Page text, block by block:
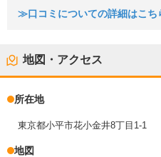
≫口コミについての詳細はこち
地図・アクセス
所在地
東京都小平市花小金井8丁目1-1
地図